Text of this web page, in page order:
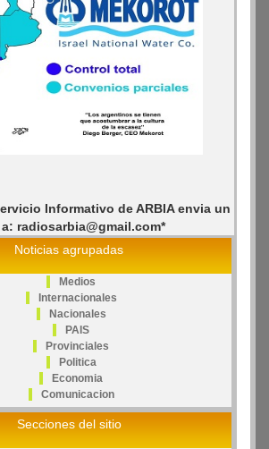
Informativo de ARBIA envia un
radiosarbia@gmail.com*
Noticias agrupadas
Medios
Internacionales
Nacionales
PAIS
Provinciales
Politica
Economia
Comunicacion
Secciones del sitio